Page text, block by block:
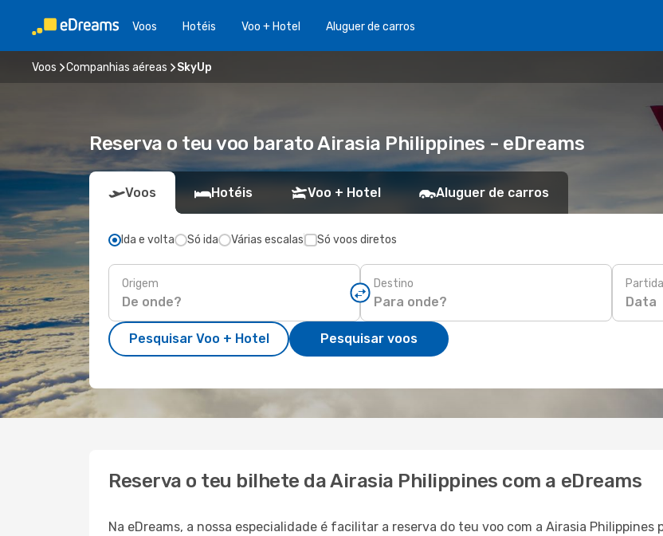
Voos Hotéis Voo + Hotel Aluguer de carros
Voos Companhias aéreas SkyUp
Reserva o teu voo barato Airasia Philippines - eDreams
Voos Hotéis Voo + Hotel Aluguer de carros
Ida e volta Só ida Várias escalas Só voos diretos
Origem Destino Partida
Data
Pesquisar Voo + Hotel Pesquisar voos
Reserva o teu bilhete da Airasia Philippines com a eDreams
Na eDreams, a nossa especialidade é facilitar a reserva do teu voo com a Airasia